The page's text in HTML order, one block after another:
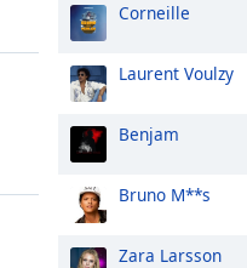
Corneille
Laurent Voulzy
Benjam
Bruno M**s
Zara Larsson